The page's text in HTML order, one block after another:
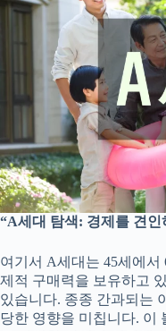
“A세대 탐색: 경제를 견인
여기서 A세대는 45세에서
제적 구매력을 보유하고
있습니다. 종종 간과되는
당한 영향을 미칩니다. 이